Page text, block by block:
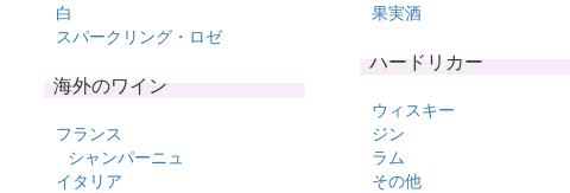
白
スパークリング・ロゼ
海外のワイン
フランス
シャンパーニュ
イタリア
果実酒
ハードリカー
ウィスキー
ジン
ラム
その他